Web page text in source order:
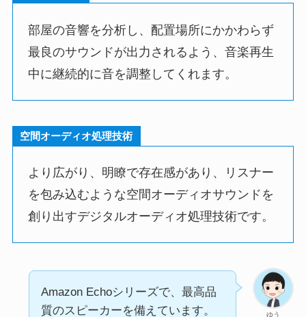
部屋の音響を分析し、配置場所にかかわらず
最良のサウンドが出力されるよう、音楽再生
中に継続的に音を調整してくれます。
空間オーディオ処理技術
より広がり、明瞭で存在感があり、リスナー
を包み込むような空間オーディオサウンドを
創り出すデジタルオーディオ処理技術です。
ゆう
Amazon Echoシリーズで、最高品
質のスピーカーを備えています。